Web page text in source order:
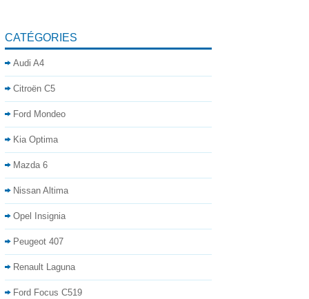
CATÉGORIES
Audi A4
Citroën C5
Ford Mondeo
Kia Optima
Mazda 6
Nissan Altima
Opel Insignia
Peugeot 407
Renault Laguna
Ford Focus C519